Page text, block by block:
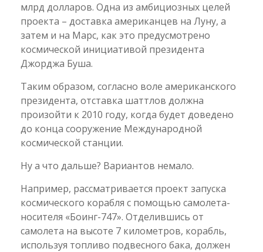
млрд долларов. Одна из амбициозных целей
проекта – доставка американцев на Луну, а
затем и на Марс, как это предусмотрено
космической инициативой президента
Джорджа Буша.
Таким образом, согласно воле американского
президента, отставка шаттлов должна
произойти к 2010 году, когда будет доведено
до конца сооружение Международной
космической станции.
Ну а что дальше? Вариантов немало.
Например, рассматривается проект запуска
космического корабля с помощью самолета-
носителя «Боинг-747». Отделившись от
самолета на высоте 7 километров, корабль,
используя топливо подвесного бака, должен